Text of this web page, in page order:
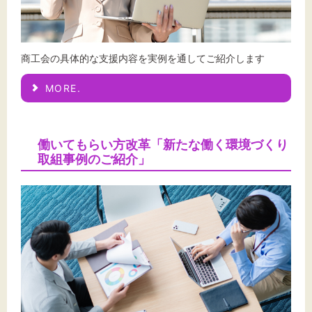
商工会の具体的な支援内容を実例を通してご紹介します
MORE.
働いてもらい方改革「新たな働く環境づくり
取組事例のご紹介」